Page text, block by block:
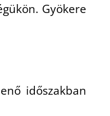
Gyökere
időszakban